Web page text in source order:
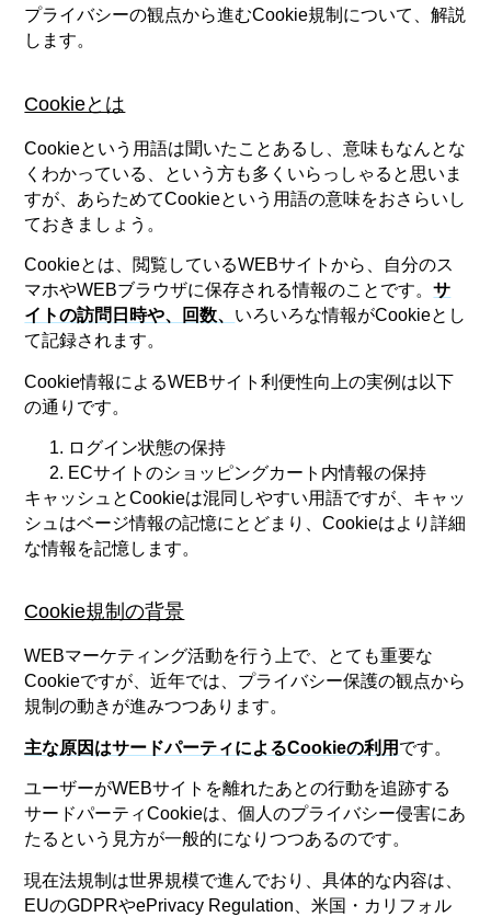
プライバシーの観点から進むCookie規制について、解説
します。
Cookieとは
Cookieという用語は聞いたことあるし、意味もなんとな
くわかっている、という方も多くいらっしゃると思いま
すが、あらためてCookieという用語の意味をおさらいし
ておきましょう。
Cookieとは、閲覧しているWEBサイトから、自分のス
マホやWEBブラウザに保存される情報のことです。サ
イトの訪問日時や、回数、 いろいろな情報がCookieとし
て記録されます。
Cookie情報によるWEBサイト利便性向上の実例は以下
の通りです。
ログイン状態の保持
ECサイトのショッピングカート内情報の保持
キャッシュとCookieは混同しやすい用語ですが、キャッ
シュはベージ情報の記憶にとどまり、Cookieはより詳細
な情報を記憶します。
Cookie規制の背景
WEBマーケティング活動を行う上で、とても重要な
Cookieですが、近年では、プライバシー保護の観点から
規制の動きが進みつつあります。
主な原因はサードパーティによるCookieの利用 です。
ユーザーがWEBサイトを離れたあとの行動を追跡する
サードパーティCookieは、個人のプライバシー侵害にあ
たるという見方が一般的になりつつあるのです。
現在法規制は世界規模で進んでおり、具体的な内容は、
EUのGDPRやePrivacy Regulation、米国・カリフォル